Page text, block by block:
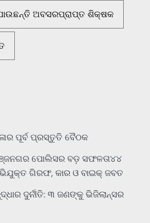
ପାଉଛନ୍ତି ଅବସରପ୍ରାପ୍ତ ଶିକ୍ଷକ
ପୂର୍ବ ପ୍ରସ୍ତୁତି ବୈଠକ
ପୋଲିସର ବଡ଼ ସଫଳତା୪୪
ଗିରଫ, କାର ଓ ବାଇକ୍ ଜବତ
ଦୁର୍ନୀତି: ୩ ଜଣଙ୍କୁ ଭିଜିଲାନ୍ସର